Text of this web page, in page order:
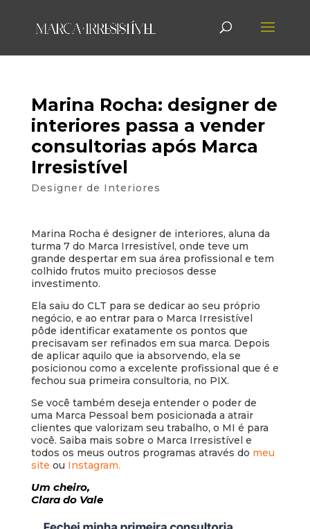
Marina Rocha: designer de
interiores passa a vender
consultorias após Marca
Irresistível
Designer de Interiores
Marina Rocha é designer de interiores, aluna da
turma 7 do Marca Irresistível, onde teve um
grande despertar em sua área profissional e tem
colhido frutos muito preciosos desse
investimento.
Ela saiu do CLT para se dedicar ao seu próprio
negócio, e ao entrar para o Marca Irresistível
pôde identificar exatamente os pontos que
precisavam ser refinados em sua marca. Depois
de aplicar aquilo que ia absorvendo, ela se
posicionou como a excelente profissional que é e
fechou sua primeira consultoria, no PIX.
Se você também deseja entender o poder de
uma Marca Pessoal bem posicionada a atrair
clientes que valorizam seu trabalho, o MI é para
você. Saiba mais sobre o Marca Irresistível e
todos os meus outros programas através do meu
site ou Instagram.
Um cheiro,
Clara do Vale